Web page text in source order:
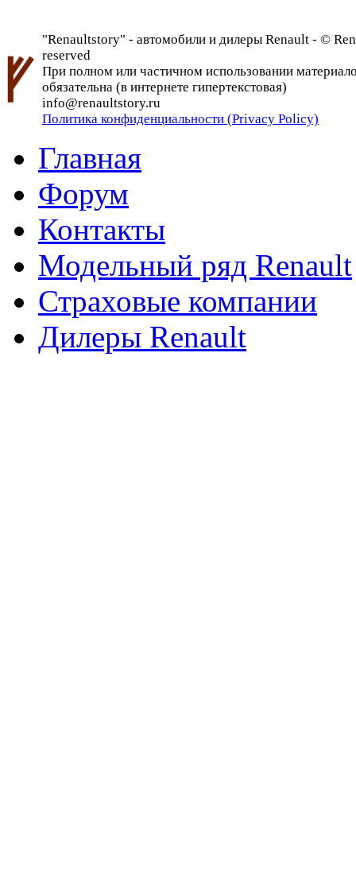
"Renaultstory" - автомобили и дилеры Renault - ©
reserved
При полном или частичном использовании
обязательна (в интернете гипертекстовая)
info@renaultstory.ru
Политика конфиденциальности (Privacy Policy)
Главная
Форум
Контакты
Модельный ряд Renault
Страховые компании
Дилеры Renault